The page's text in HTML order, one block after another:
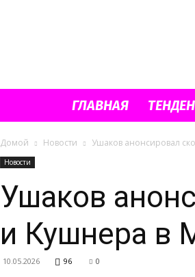
ГЛАВНАЯ
Домой Новости Ушаков анонсировал
Новости
Ушаков
и Кушнера в
10.05.2026 96 0